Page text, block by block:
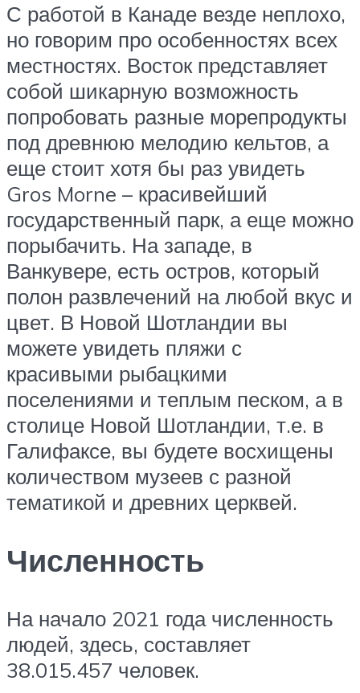
С работой в Канаде везде неплохо,
но говорим про особенностях всех
местностях. Восток представляет
собой шикарную возможность
попробовать разные морепродукты
под древнюю мелодию кельтов, а
еще стоит хотя бы раз увидеть
Gros Morne – красивейший
государственный парк, а еще можно
порыбачить. На западе, в
Ванкувере, есть остров, который
полон развлечений на любой вкус и
цвет. В Новой Шотландии вы
можете увидеть пляжи с
красивыми рыбацкими
поселениями и теплым песком, а в
столице Новой Шотландии, т.е. в
Галифаксе, вы будете восхищены
количеством музеев с разной
тематикой и древних церквей.
Численность
На начало 2021 года численность
людей, здесь, составляет
38.015.457 человек.